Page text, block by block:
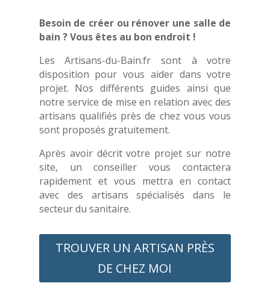
Besoin de créer ou rénover une salle de
bain ? Vous êtes au bon endroit !
Les Artisans-du-Bain.fr sont à votre
disposition pour vous aider dans votre
projet. Nos différents guides ainsi que
notre service de mise en relation avec des
artisans qualifiés près de chez vous vous
sont proposés gratuitement.
Après avoir décrit votre projet sur notre
site, un conseiller vous contactera
rapidement et vous mettra en contact
avec des artisans spécialisés dans le
secteur du sanitaire.
TROUVER UN ARTISAN PRÈS
DE CHEZ MOI